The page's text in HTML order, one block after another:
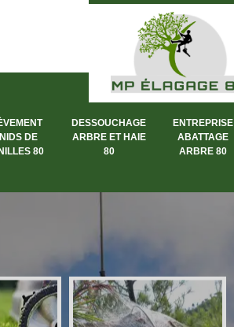
DE
80
DESSOUCHAGE
ARBRE ET HAIE
80
ENTREPRISE
ABATTAGE
ARBRE 80